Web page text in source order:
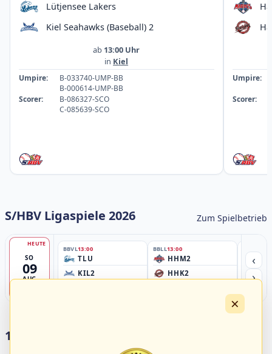
Lütjensee Lakers
Kiel Seahawks (Baseball) 2
ab 13:00 Uhr
in Kiel
Umpire:
B-033740-UMP-BB
B-000614-UMP-BB
Scorer:
B-086327-SCO
C-085639-SCO
Umpire:
Scorer:
S/HBV Ligaspiele 2026 Zum Spielbetrieb
SO
09
AUG
HEUTE
BBVL13:00
TLU
KIL2
BBLL13:00
HHM2
HHK2
Ballpark
‹
›
17 Vereine im S/HBV
×